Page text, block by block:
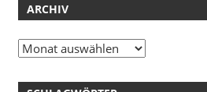
ARCHIV
Archiv